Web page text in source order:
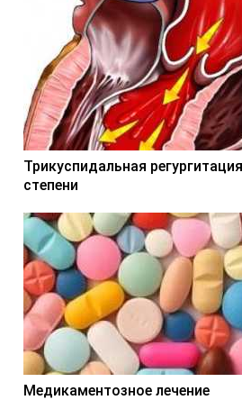
Трикуспидальная
степени
Медикаментозное лечение